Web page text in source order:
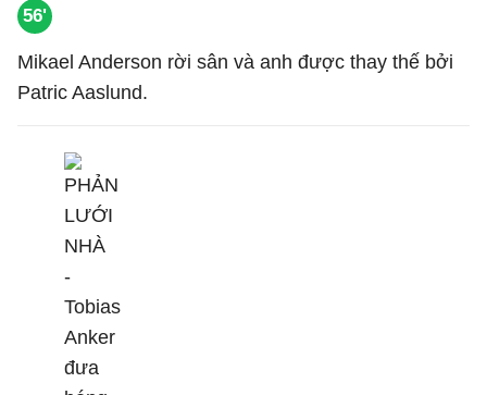
56'
Mikael Anderson rời sân và anh được thay thế bởi
Patric Aaslund.